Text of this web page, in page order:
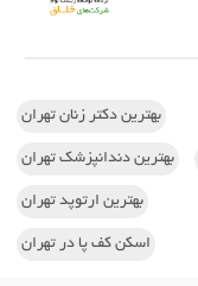
بهترین دکتر زنان تهران
بهترین دندانپزشک تهران
بهترین ارتوپد تهران
اسکن کف پا در تهران